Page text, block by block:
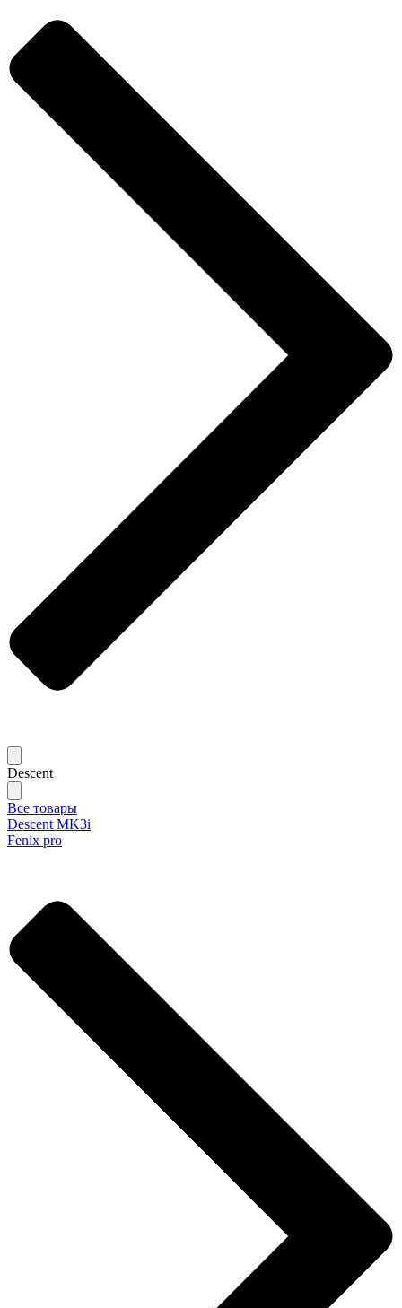
Descent
Все товары
Descent MK3i
Fenix pro